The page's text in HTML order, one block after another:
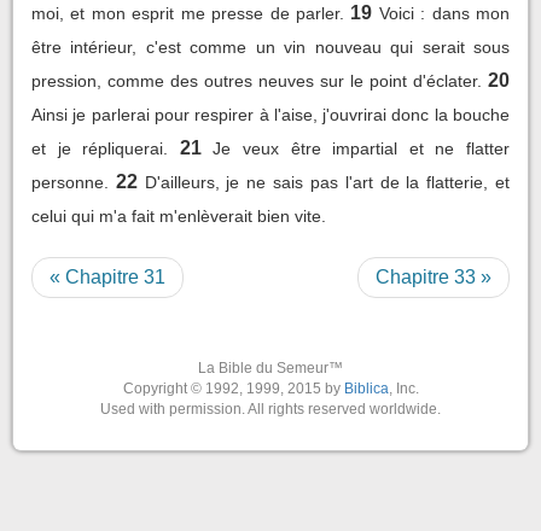
moi, et mon esprit me presse de parler. 19 Voici : dans mon
être intérieur, c'est comme un vin nouveau qui serait sous
pression, comme des outres neuves sur le point d'éclater. 20
Ainsi je parlerai pour respirer à l'aise, j'ouvrirai donc la bouche
et je répliquerai.
21
Je veux être impartial et ne flatter
personne.
22 D'ailleurs, je ne sais pas l'art de la flatterie, et
celui qui m'a fait m'enlèverait bien vite.
« Chapitre 31 Chapitre 33 »
La Bible du Semeur™
Copyright © 1992, 1999, 2015 by Biblica, Inc.
Used with permission. All rights reserved worldwide.